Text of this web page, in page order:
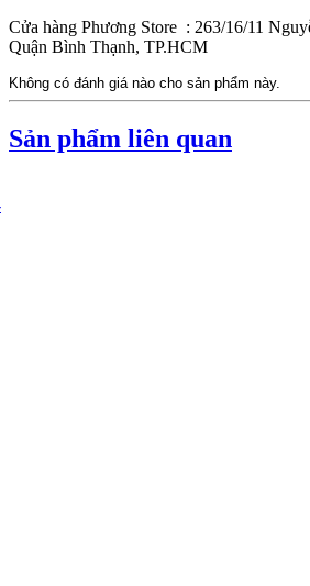
Cửa hàng Phương Store : 263/16/11
Quận Bình Thạnh, TP.HCM
Không có đánh giá nào cho sản phẩm này.
Sản phẩm liên quan